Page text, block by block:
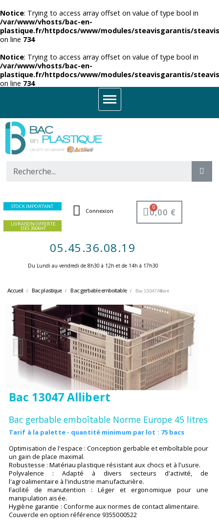
Notice: Trying to access array offset on value of type bool in
/var/www/vhosts/bac-en-
plastique.fr/httpdocs/www/modules/steavisgarantis/
on line 734
Notice: Trying to access array offset on value of type bool in
/var/www/vhosts/bac-en-
plastique.fr/httpdocs/www/modules/steavisgarantis/
on line 734
STOCK IMPORTANT
LIVRAISON OFFERTE
DES 350€HT
Connexion 0,00 €
05.45.36.08.19
Du Lundi au vendredi de 8h30 à 12h et de 14h à 17h30 ​
Accueil Bac plastique Bac gerbable emboitable Bac 13047 Allibert
Bac 13047 Allibert
Bac gerbable emboîtable Norme Europe 45 litres
Tarif à la palette - quantité minimum par lot : 75 bacs
Optimisation de l'espace : Conception gerbable et emboîtable pour
un gain de place maximal.
Robustesse : Matériau plastique résistant aux chocs et à l'usure.
Polyvalence : Adapté à divers secteurs d'activité, de
l'agroalimentaire à l'industrie manufacturière.
Facilité de manutention : Léger et ergonomique pour une
manipulation aisée.
Hygiène garantie : Conforme aux normes de contact alimentaire.
Couvercle en option référence 9355000522